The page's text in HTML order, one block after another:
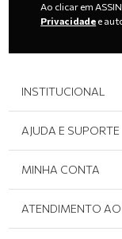
Ao clicar em
Privacidade e
INSTITUCIONAL
Área do Lojista
AJUDA E SUPORTE
Políticas de
MINHA CONTA
Meus pedidos
ATENDIMENTO